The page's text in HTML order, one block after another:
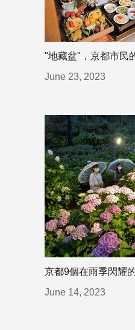
"地藏盆"，京都市民
June 23, 2023
京都9個在雨季閃耀
June 14, 2023